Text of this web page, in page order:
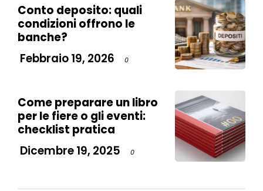
Conto deposito: quali
condizioni offrono le
banche?
Febbraio 19, 2026
0
Come preparare un libro
per le fiere o gli eventi:
checklist pratica
Dicembre 19, 2025
0